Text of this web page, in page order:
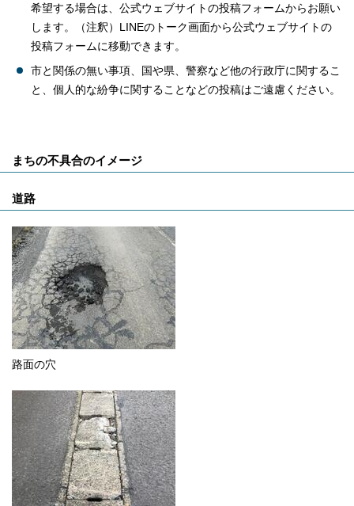
希望する場合は、公式ウェブサイトの投稿フォームからお願い
します。（注釈）LINEのトーク画面から公式ウェブサイトの
投稿フォームに移動できます。
市と関係の無い事項、国や県、警察など他の行政庁に関するこ
と、個人的な紛争に関することなどの投稿はご遠慮ください。
まちの不具合のイメージ
道路
路面の穴